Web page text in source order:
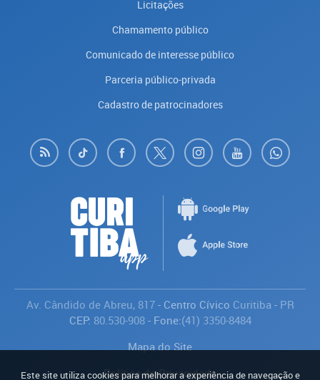
Licitações
Chamamento público
Comunicado de interesse público
Parceria público-privada
Cadastro de patrocinadores
Av. Cândido de Abreu, 817- Centro Cívico Curitiba- PR
CEP: 80.530-908- Fone:(41) 3350-8484
Mapa do Site
Política de Privacidade
Este site utiliza cookies para melhorar a experiência de navegação e